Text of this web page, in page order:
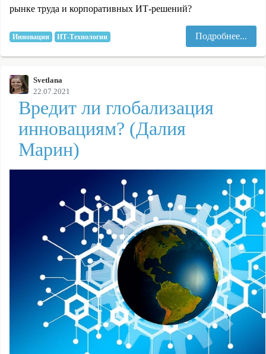
рынке труда и корпоративных ИТ-решений?
Инновации ИТ-Технологии Подробнее...
Svetlana
22.07.2021
Вредит ли глобализация
инновациям? (Далия
Марин)